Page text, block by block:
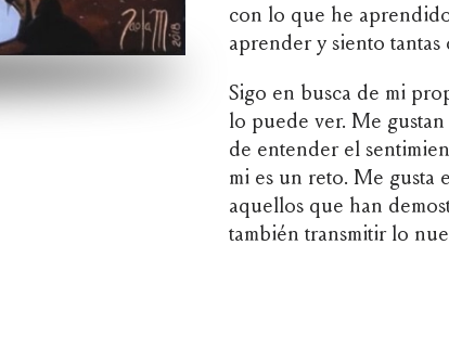
con lo que he
aprender y siento tantas
Sigo en busca de mi
lo puede ver. Me
de entender el
mi es un reto. Me gusta
aquellos que han
también transmitir lo